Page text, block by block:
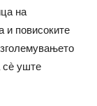
на
и повисоките
сè уште